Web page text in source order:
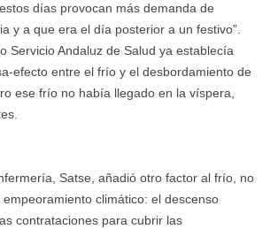
días provocan más demanda de
y a que era el día posterior a un festivo”.
Servicio Andaluz de Salud ya establecía
efecto entre el frío y el desbordamiento de
ese frío no había llegado en la víspera,
Satse, añadió otro factor al frío, no
climático: el descenso
contrataciones para cubrir las